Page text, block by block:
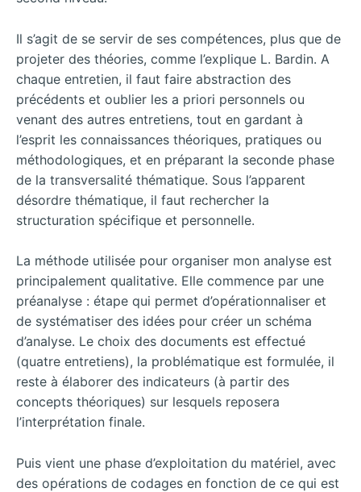
Il s’agit de se servir de ses compétences, plus que de
projeter des théories, comme l’explique L. Bardin. A
chaque entretien, il faut faire abstraction des
précédents et oublier les a priori personnels ou
venant des autres entretiens, tout en gardant à
l’esprit les connaissances théoriques, pratiques ou
méthodologiques, et en préparant la seconde phase
de la transversalité thématique. Sous l’apparent
désordre thématique, il faut rechercher la
structuration spécifique et personnelle.
La méthode utilisée pour organiser mon analyse est
principalement qualitative. Elle commence par une
préanalyse : étape qui permet d’opérationnaliser et
de systématiser des idées pour créer un schéma
d’analyse. Le choix des documents est effectué
(quatre entretiens), la problématique est formulée, il
reste à élaborer des indicateurs (à partir des
concepts théoriques) sur lesquels reposera
l’interprétation finale.
Puis vient une phase d’exploitation du matériel, avec
des opérations de codages en fonction de ce qui est